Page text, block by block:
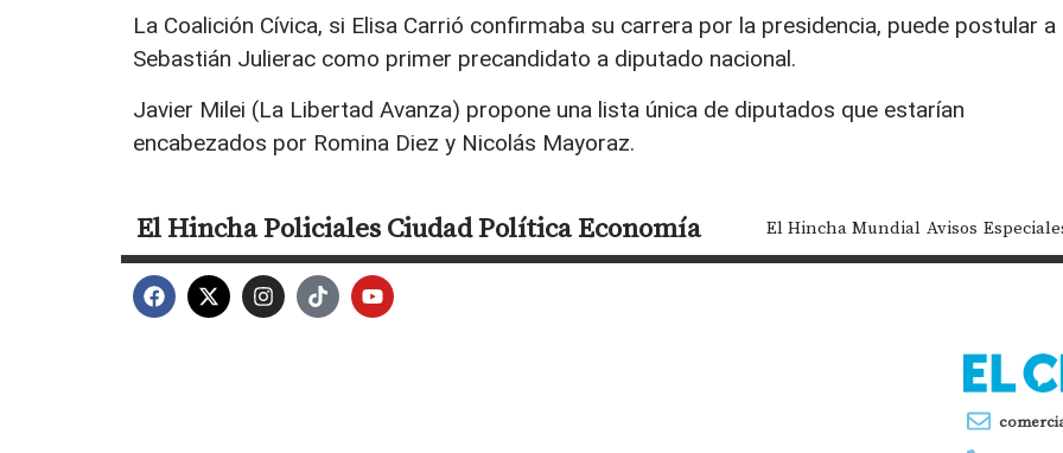
La Coalición Cívica, si Elisa Carrió confirmaba su carrera por la presidencia, puede postular a
Sebastián Julierac como primer precandidato a diputado nacional.
Javier Milei (La Libertad Avanza) propone una lista única de diputados que estarían
encabezados por Romina Diez y Nicolás Mayoraz.
El HinchaPolicialesCiudadPolíticaEconomía El Hincha Mundial Avisos